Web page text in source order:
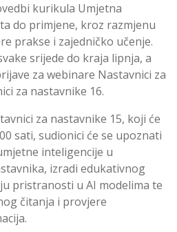
kurikula Umjetna
do primjene, kroz razmjenu
prakse i zajedničko učenje.
srijede do kraja lipnja, a
za webinare Nastavnici za
za nastavnike 16.
za nastavnike 15, koji će
sati, sudionici će se upoznati
inteligencije u
izradi edukativnog
pristranosti u AI modelima te
čitanja i provjere